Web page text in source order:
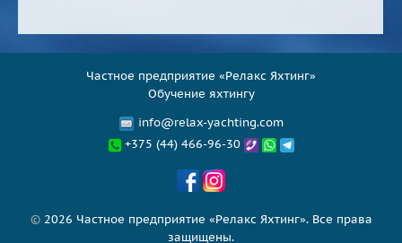
Частное предприятие «Релакс Яхтинг»
Обучение яхтингу
info@relax-yachting.com
+375 (44) 466-96-30
©2026 Частное предприятие «Релакс Яхтинг». Все права
защищены.